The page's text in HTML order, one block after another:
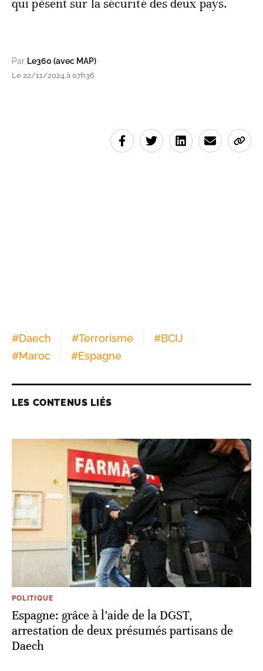
qui pèsent sur la sécurité des deux pays.
Par Le360 (avec MAP)
Le 22/11/2024 à 07h36
#Daech #Terrorisme #BCIJ
#Maroc #Espagne
LES CONTENUS LIÉS
POLITIQUE
Espagne: grâce à l’aide de la DGST,
arrestation de deux présumés partisans de
Daech